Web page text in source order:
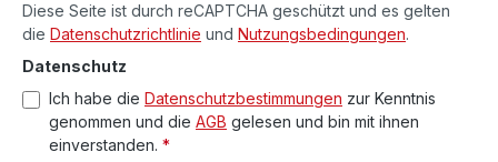
Diese Seite ist durch reCAPTCHA geschützt und es gelten
die Datenschutzrichtlinie und Nutzungsbedingungen.
Datenschutz
Ich habe die Datenschutzbestimmungen zur Kenntnis
genommen und die AGB gelesen und bin mit ihnen
einverstanden. *